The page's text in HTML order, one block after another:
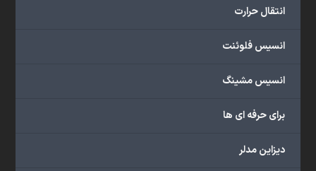
انتقال حرارت
انسیس فلوئنت
انسیس مشینگ
برای حرفه ای ها
دیزاین مدلر
(CFD)
هستند.
ما
گسترده‌ای
با